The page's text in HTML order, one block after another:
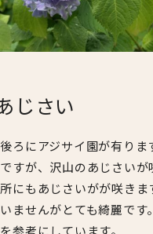
じさい
ろにアジサイ園が有りま
すが、沢山のあじさいが
にもあじさいがが咲きま
ませんがとても綺麗です。